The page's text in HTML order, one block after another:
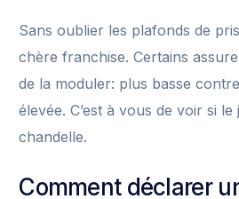
Sans oublier les plafonds de
chère franchise. Certains
de la moduler: plus basse
élevée. C’est à vous de voir si
chandelle.
Comment déclarer